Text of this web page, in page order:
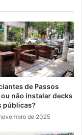
de Passos
não instalar decks
públicas?
de 2025